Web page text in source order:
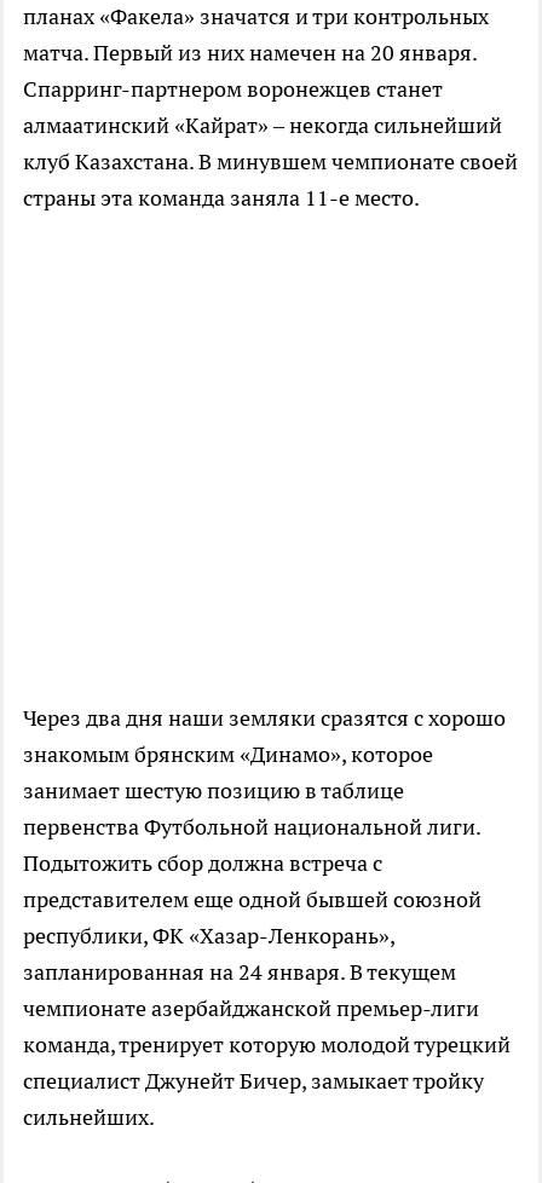
планах «Факела» значатся и три контрольных
матча. Первый из них намечен на 20 января.
Спарринг-партнером воронежцев станет
алмаатинский «Кайрат» – некогда сильнейший
клуб Казахстана. В минувшем чемпионате своей
страны эта команда заняла 11-е место.
Через два дня наши земляки сразятся с хорошо
знакомым брянским «Динамо», которое
занимает шестую позицию в таблице
первенства Футбольной национальной лиги.
Подытожить сбор должна встреча с
представителем еще одной бывшей союзной
республики, ФК «Хазар-Ленкорань»,
запланированная на 24 января. В текущем
чемпионате азербайджанской премьер-лиги
команда, тренирует которую молодой турецкий
специалист Джунейт Бичер, замыкает тройку
сильнейших.